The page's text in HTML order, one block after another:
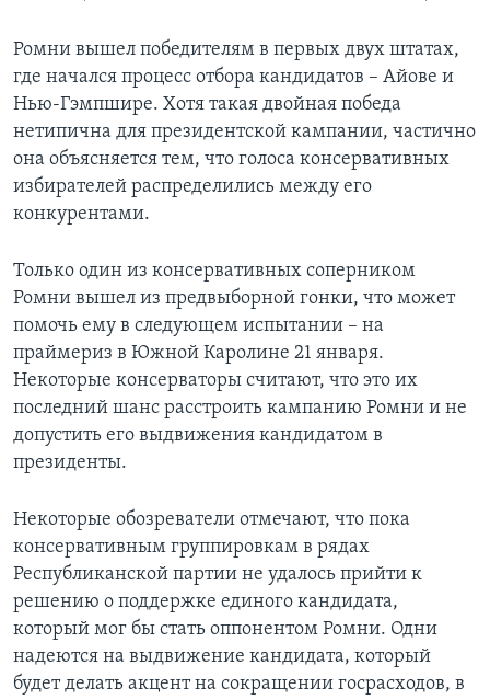
Ромни вышел победителям в первых двух штатах,
где начался процесс отбора кандидатов – Айове и
Нью-Гэмпшире. Хотя такая двойная победа
нетипична для президентской кампании, частично
она объясняется тем, что голоса консервативных
избирателей распределились между его
конкурентами.
Только один из консервативных соперником
Ромни вышел из предвыборной гонки, что может
помочь ему в следующем испытании – на
праймериз в Южной Каролине 21 января.
Некоторые консерваторы считают, что это их
последний шанс расстроить кампанию Ромни и не
допустить его выдвижения кандидатом в
президенты.
Некоторые обозреватели отмечают, что пока
консервативным группировкам в рядах
Республиканской партии не удалось прийти к
решению о поддержке единого кандидата,
который мог бы стать оппонентом Ромни. Одни
надеются на выдвижение кандидата, который
будет делать акцент на сокращении госрасходов, в